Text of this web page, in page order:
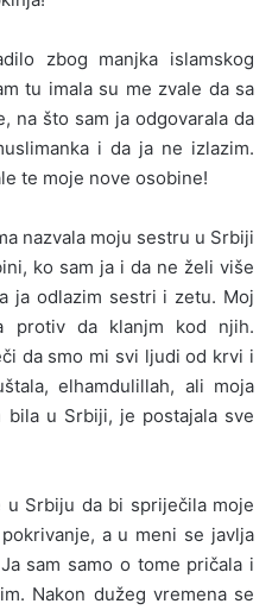
zbog manjka islamskog
tu imala su me zvale da sa
na što sam ja odgovarala da
i da ja ne izlazim.
te moje nove osobine!
nazvala moju sestru u Srbiji
ko sam ja i da ne želi više
ja odlazim sestri i zetu. Moj
protiv da klanjm kod njih.
da smo mi svi ljudi od krvi i
elhamdulillah, ali moja
bila u Srbiji, je postajala sve
u Srbiju da bi spriječila moje
a u meni se javlja
sam samo o tome pričala i
Nakon dužeg vremena se